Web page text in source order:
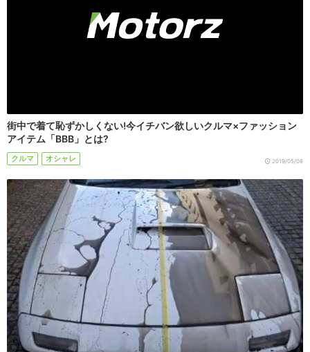
街中で着て恥ずかしくない!今イチバン欲しいクルマ×ファッション
アイテム「BBB」とは?
クルマ オシャレ 2019/05/08